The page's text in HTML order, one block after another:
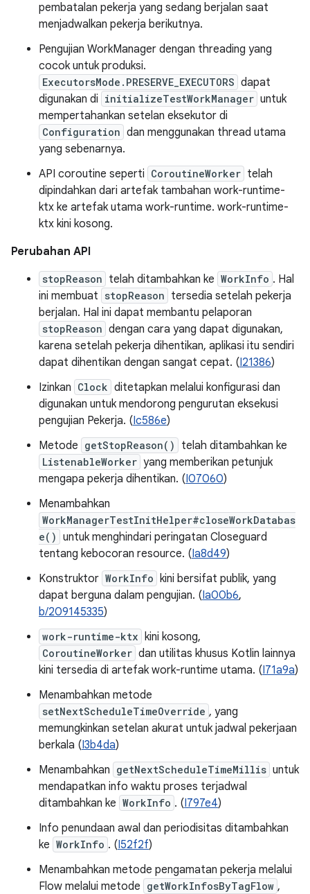
pembatalan pekerja yang sedang berjalan saat
menjadwalkan pekerja berikutnya.
Pengujian WorkManager dengan threading yang
cocok untuk produksi.
ExecutorsMode.PRESERVE_EXECUTORS dapat
digunakan di initializeTestWorkManager untuk
mempertahankan setelan eksekutor di
Configuration dan menggunakan thread utama
yang sebenarnya.
API coroutine seperti CoroutineWorker telah
dipindahkan dari artefak tambahan work-runtime-
ktx ke artefak utama work-runtime. work-runtime-
ktx kini kosong.
Perubahan API
stopReason telah ditambahkan ke WorkInfo . Hal
ini membuat stopReason tersedia setelah pekerja
berjalan. Hal ini dapat membantu pelaporan
stopReason dengan cara yang dapat digunakan,
karena setelah pekerja dihentikan, aplikasi itu sendiri
dapat dihentikan dengan sangat cepat. (I21386)
Izinkan Clock ditetapkan melalui konfigurasi dan
digunakan untuk mendorong pengurutan eksekusi
pengujian Pekerja. (Ic586e)
Metode getStopReason() telah ditambahkan ke
ListenableWorker yang memberikan petunjuk
mengapa pekerja dihentikan. (I07060)
Menambahkan
WorkManagerTestInitHelper#closeWorkDatabas
e() untuk menghindari peringatan Closeguard
tentang kebocoran resource. (Ia8d49)
Konstruktor WorkInfo kini bersifat publik, yang
dapat berguna dalam pengujian. (Ia00b6,
b/209145335)
work-runtime-ktx kini kosong,
CoroutineWorker dan utilitas khusus Kotlin lainnya
kini tersedia di artefak work-runtime utama. (I71a9a)
Menambahkan metode
setNextScheduleTimeOverride , yang
memungkinkan setelan akurat untuk jadwal pekerjaan
berkala (I3b4da)
Menambahkan getNextScheduleTimeMillis untuk
mendapatkan info waktu proses terjadwal
ditambahkan ke WorkInfo . (I797e4)
Info penundaan awal dan periodisitas ditambahkan
ke WorkInfo . (I52f2f)
Menambahkan metode pengamatan pekerja melalui
Flow melalui metode getWorkInfosByTagFlow ,